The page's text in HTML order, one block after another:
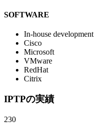
SOFTWARE
In-house development
Cisco
Microsoft
VMware
RedHat
Citrix
IPTPの実績
230